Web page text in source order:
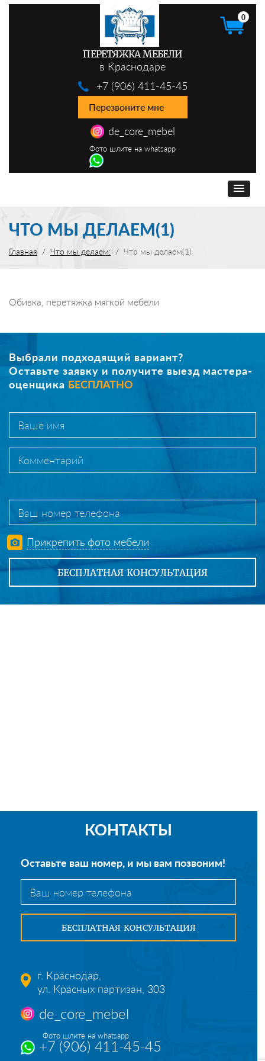
ПЕРЕТЯЖКА МЕБЕЛИ
в Краснодаре
de_core_mebel
Фото шлите на whatsapp
+7 (906) 411-45-45
Перезвоните мне
0
ЧТО МЫ ДЕЛАЕМ(1)
Главная Что мы делаем: Что мы делаем(1)
Обивка, перетяжка мягкой мебели
Выбрали подходящий вариант?
Оставьте заявку и получите выезд мастера-
оценщика БЕСПЛАТНО
Прикрепить фото мебели
КОНТАКТЫ
Оставьте ваш номер, и мы вам позвоним!
г. Краснодар,
ул. Красных партизан, 303
de_core_mebel
Фото шлите на whatsapp
+7 (906) 411-45-45